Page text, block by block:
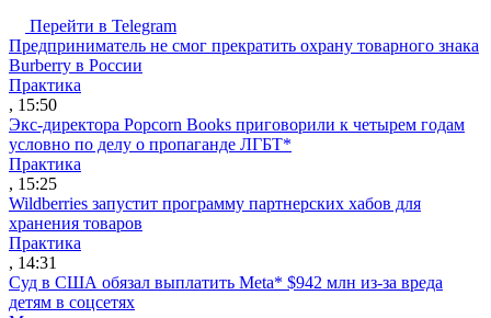
Перейти в Telegram
Предприниматель не смог прекратить охрану товарного знака
Burberry в России
Практика
, 15:50
Экс-директора Popcorn Books приговорили к четырем годам
условно по делу о пропаганде ЛГБТ*
Практика
, 15:25
Wildberries запустит программу партнерских хабов для
хранения товаров
Практика
, 14:31
Суд в США обязал выплатить Meta* $942 млн из-за вреда
детям в соцсетях